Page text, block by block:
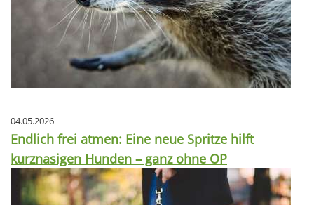
04.05.2026
Endlich frei atmen: Eine neue Spritze hilft
kurznasigen Hunden – ganz ohne OP